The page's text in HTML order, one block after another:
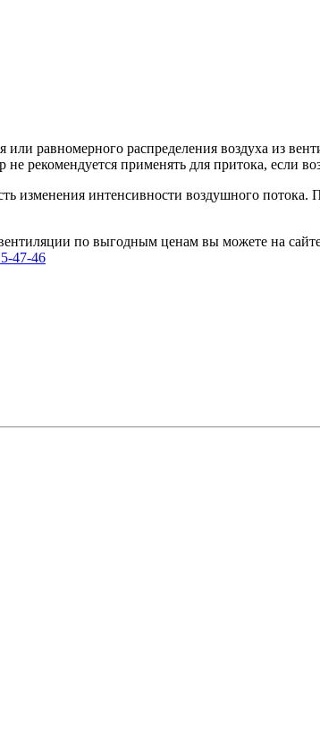
или равномерного распределения воздуха из
рекомендуется применять для притока, если
изменения интенсивности воздушного потока.
по выгодным ценам вы можете на
47-46